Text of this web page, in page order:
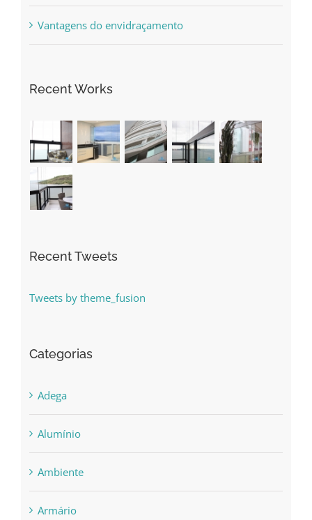
Vantagens do envidraçamento
Recent Works
Recent Tweets
Tweets by theme_fusion
Categorias
Adega
Alumínio
Ambiente
Armário